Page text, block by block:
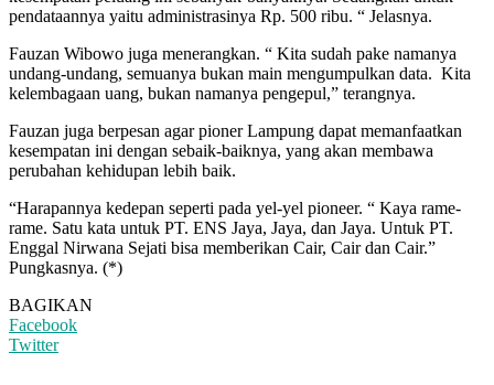
pendataannya yaitu administrasinya Rp. 500 ribu. “ Jelasnya.
Fauzan Wibowo juga menerangkan. “ Kita sudah pake namanya
undang-undang, semuanya bukan main mengumpulkan data. Kita
kelembagaan uang, bukan namanya pengepul,” terangnya.
Fauzan juga berpesan agar pioner Lampung dapat memanfaatkan
kesempatan ini dengan sebaik-baiknya, yang akan membawa
perubahan kehidupan lebih baik.
“Harapannya kedepan seperti pada yel-yel pioneer. “ Kaya rame-
rame. Satu kata untuk PT. ENS Jaya, Jaya, dan Jaya. Untuk PT.
Enggal Nirwana Sejati bisa memberikan Cair, Cair dan Cair.”
Pungkasnya. (*)
BAGIKAN
Facebook
Twitter